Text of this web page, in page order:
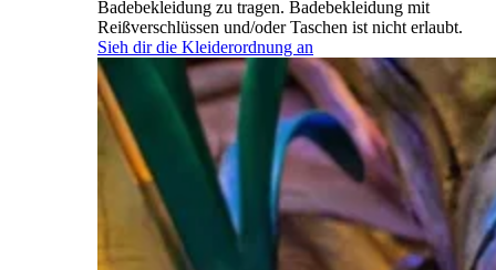
Badebekleidung zu tragen. Badebekleidung mit
Reißverschlüssen und/oder Taschen ist nicht erlaubt.
Sieh dir die Kleiderordnung an